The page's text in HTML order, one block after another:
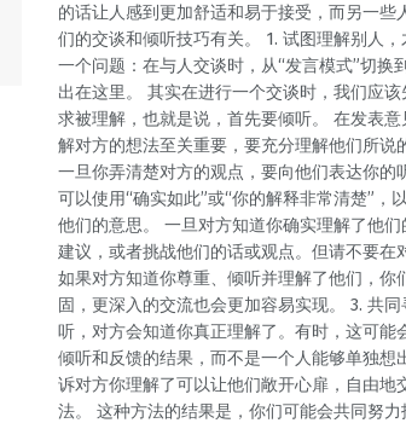
的话让人感到更加舒适和易于接受，而另一些
们的交谈和倾听技巧有关。 1. 试图理解别人
一个问题：在与人交谈时，从“发言模式”切换
出在这里。 其实在进行一个交谈时，我们应
求被理解，也就是说，首先要倾听。 在发表
解对方的想法至关重要，要充分理解他们所说
一旦你弄清楚对方的观点，要向他们表达你的
可以使用“确实如此”或“你的解释非常清楚”，
他们的意思。 一旦对方知道你确实理解了他
建议，或者挑战他们的话或观点。但请不要在
如果对方知道你尊重、倾听并理解了他们，你
固，更深入的交流也会更加容易实现。 3. 共
听，对方会知道你真正理解了。有时，这可能
倾听和反馈的结果，而不是一个人能够单独想
诉对方你理解了可以让他们敞开心扉，自由地
法。 这种方法的结果是，你们可能会共同努